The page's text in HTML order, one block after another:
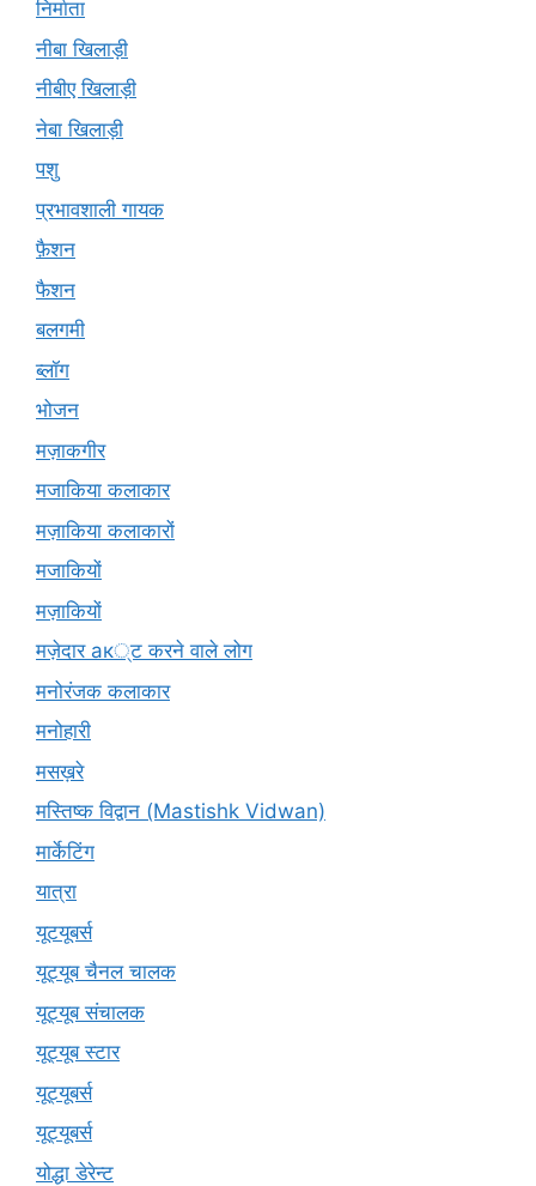
निर्माता
नीबा खिलाड़ी
नीबीए खिलाड़ी
नेबा खिलाड़ी
पशु
प्रभावशाली गायक
फ़ैशन
फैशन
बलगमी
ब्लॉग
भोजन
मज़ाकगीर
मजाकिया कलाकार
मज़ाकिया कलाकारों
मजाकियों
मज़ाकियों
मज़ेदार ак्ट करने वाले लोग
मनोरंजक कलाकार
मनोहारी
मसख़रे
मस्तिष्क विद्वान (Mastishk Vidwan)
मार्केटिंग
यात्रा
यूटयूबर्स
यूट्यूब चैनल चालक
यूट्यूब संचालक
यूट्यूब स्टार
यूट्‍यूबर्स
यूट्यूबर्स
योद्धा डेरेन्ट